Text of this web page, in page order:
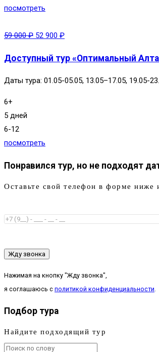
посмотреть
59 000₽ 52 900 ₽
Доступный тур «Оптимальный
Даты тура: 01.05-05.05, 13.05–17.05, 19.05-
6+
5 дней
6-12
посмотреть
Понравился тур, но не подходят
Оставьте свой телефон в форме
Жду звонка
Нажимая на кнопку "Жду звонка",
я соглашаюсь с политикой конфиденциальности
Подбор тура
Найдите подходящий тур